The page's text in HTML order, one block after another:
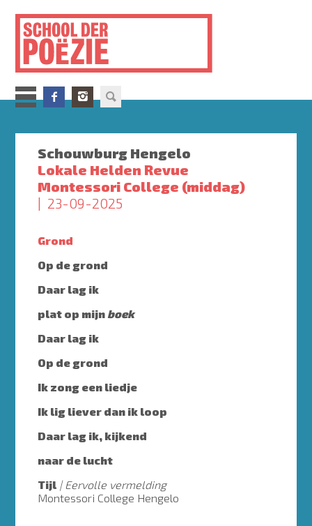
inhoud
gaan
Schouwburg Hengelo
Lokale Helden Revue
Montessori College (middag)
23-09-2025
Grond
Op de grond
Daar lag ik
plat op mijn boek
Daar lag ik
Op de grond
Ik zong een liedje
Ik lig liever dan ik loop
Daar lag ik, kijkend
naar de lucht
Tijl
Eervolle vermelding
Montessori College Hengelo